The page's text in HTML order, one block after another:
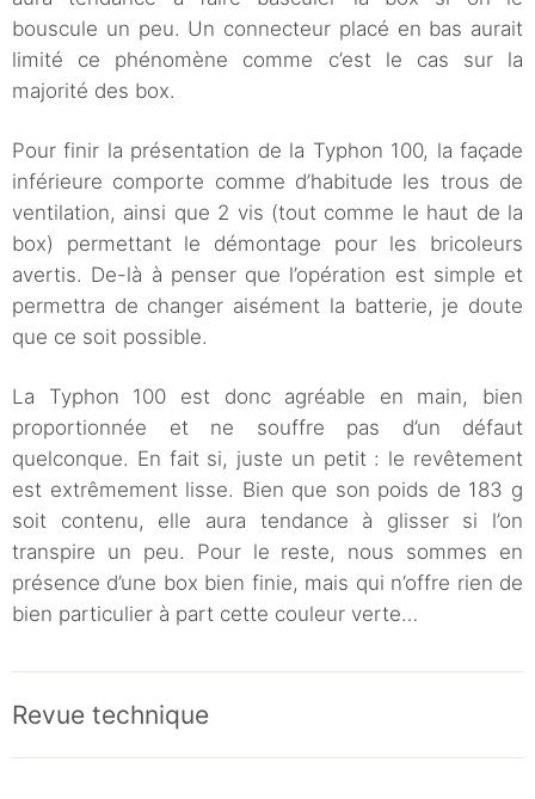
bouscule un peu. Un connecteur placé en bas aurait
limité ce phénomène comme c’est le cas sur la
majorité des box.
Pour finir la présentation de la Typhon 100, la façade
inférieure comporte comme d’habitude les trous de
ventilation, ainsi que 2 vis (tout comme le haut de la
box) permettant le démontage pour les bricoleurs
avertis. De-là à penser que l’opération est simple et
permettra de changer aisément la batterie, je doute
que ce soit possible.
La Typhon 100 est donc agréable en main, bien
proportionnée et ne souffre pas d’un défaut
quelconque. En fait si, juste un petit : le revêtement
est extrêmement lisse. Bien que son poids de 183 g
soit contenu, elle aura tendance à glisser si l’on
transpire un peu. Pour le reste, nous sommes en
présence d’une box bien finie, mais qui n’offre rien de
bien particulier à part cette couleur verte…
Revue technique